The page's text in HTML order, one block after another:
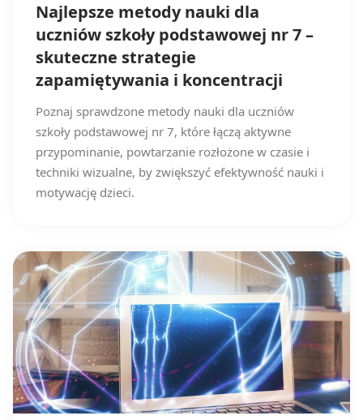
Najlepsze metody nauki dla
uczniów szkoły podstawowej nr 7 –
skuteczne strategie
zapamiętywania i koncentracji
Poznaj sprawdzone metody nauki dla uczniów
szkoły podstawowej nr 7, które łączą aktywne
przypominanie, powtarzanie rozłożone w czasie i
techniki wizualne, by zwiększyć efektywność nauki i
motywację dzieci.